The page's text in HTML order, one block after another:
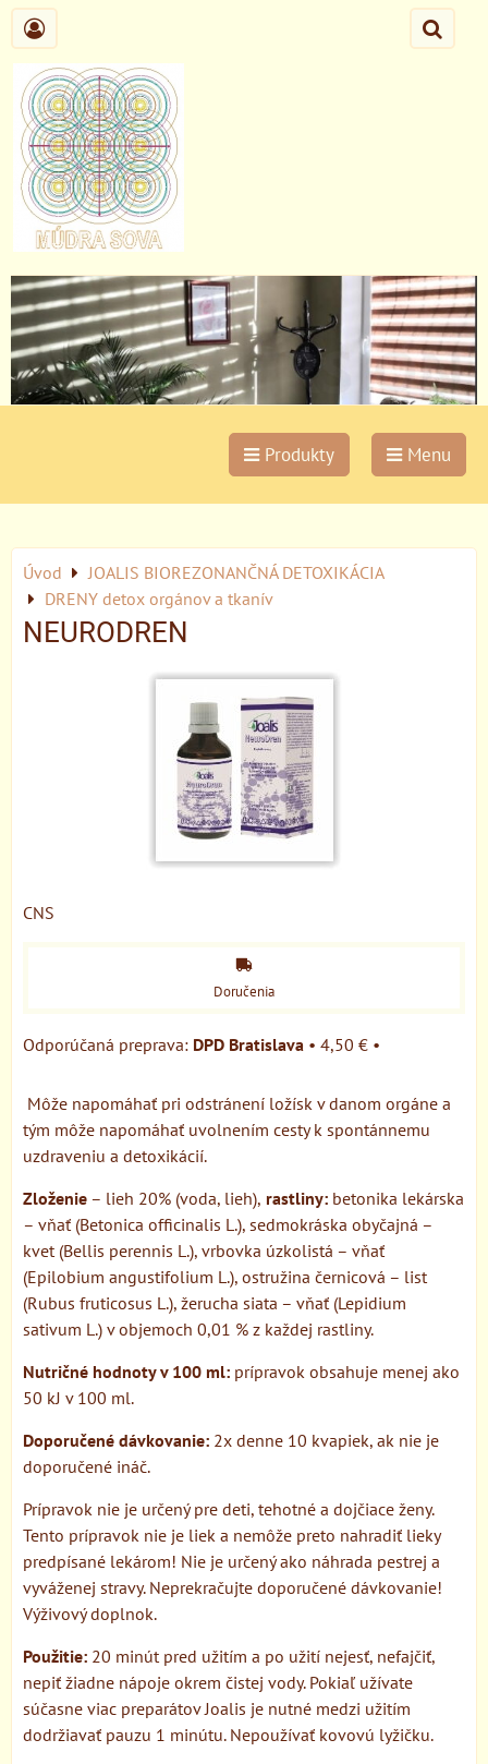
Produkty Menu
Úvod
JOALIS BIOREZONANČNÁ DETOXIKÁCIA
DRENY detox orgánov a tkanív
NEURODREN
CNS
Doručenia
DPD Bratislava • 4,50 € •
Môže napomáhať pri odstránení ložísk v danom orgáne a
tým môže napomáhať uvolnením cesty k spontánnemu
uzdraveniu a detoxikácií.
Zloženie – lieh 20% (voda, lieh), rastliny: betonika lekárska
– vňať (Betonica officinalis L.), sedmokráska obyčajná –
kvet (Bellis perennis L.), vrbovka úzkolistá – vňať
(Epilobium angustifolium L.), ostružina černicová – list
(Rubus fruticosus L.), žerucha siata – vňať (Lepidium
sativum L.) v objemoch 0,01 % z každej rastliny.
Nutričné hodnoty v 100 ml: prípravok obsahuje menej ako
50 kJ v 100 ml.
Doporučené dávkovanie: 2x denne 10 kvapiek, ak nie je
doporučené ináč.
Prípravok nie je určený pre deti, tehotné a dojčiace ženy.
Tento prípravok nie je liek a nemôže preto nahradiť lieky
predpísané lekárom! Nie je určený ako náhrada pestrej a
vyváženej stravy. Neprekračujte doporučené dávkovanie!
Výživový doplnok.
Použitie: 20 minút pred užitím a po užití nejesť, nefajčiť,
nepiť žiadne nápoje okrem čistej vody. Pokiaľ užívate
súčasne viac preparátov Joalis je nutné medzi užitím
dodržiavať pauzu 1 minútu. Nepoužívať kovovú lyžičku.